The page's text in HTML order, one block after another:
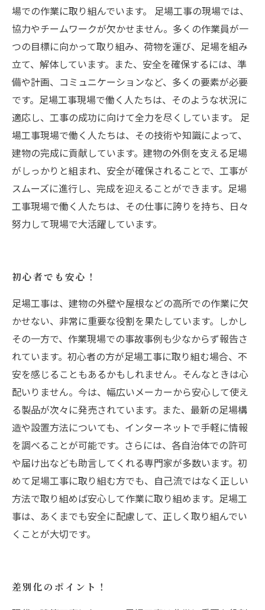
場での作業に取り組んでいます。 足場工事の現場では、
協力やチームワークが欠かせません。多くの作業員が一
つの目標に向かって取り組み、荷物を運び、足場を組み
立て、解体しています。また、安全を確保するには、準
備や計画、コミュニケーションなど、多くの要素が必要
です。足場工事現場で働く人たちは、そのような状況に
適応し、工事の成功に向けて全力を尽くしています。 足
場工事現場で働く人たちは、その技術や知識によって、
建物の完成に貢献しています。建物の外側を支える足場
がしっかりと組まれ、安全が確保されることで、工事が
スムーズに進行し、完成を迎えることができます。足場
工事現場で働く人たちは、その仕事に誇りを持ち、日々
努力して現場で大活躍しています。
初心者でも安心！
足場工事は、建物の外壁や屋根などの高所での作業に欠
かせない、非常に重要な役割を果たしています。しかし
その一方で、作業現場での事故事例も少なからず報告さ
れています。初心者の方が足場工事に取り組む場合、不
安を感じることもあるかもしれません。そんなときは心
配いりません。今は、幅広いメーカーから安心して使え
る製品が次々に発売されています。また、最新の足場構
造や設置方法についても、インターネットで手軽に情報
を調べることが可能です。さらには、各自治体での許可
や届け出なども助言してくれる専門家が多数います。初
めて足場工事に取り組む方でも、自己流ではなく正しい
方法で取り組めば安心して作業に取り組めます。足場工
事は、あくまでも安全に配慮して、正しく取り組んでい
くことが大切です。
差別化のポイント！